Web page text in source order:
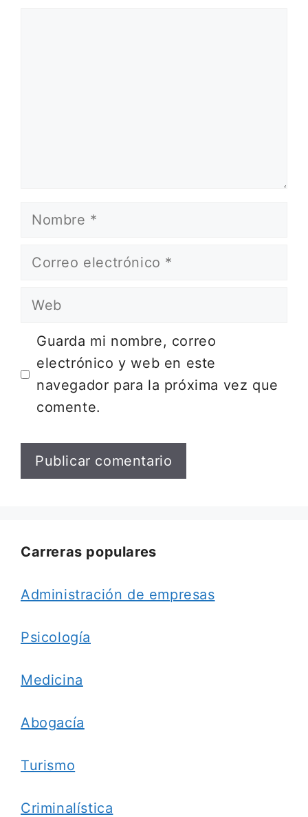
Nombre
Correo
Web
Guarda mi nombre, correo
electrónico y web en este
navegador para la próxima vez que
comente.
Carreras populares
Administración de empresas
Psicología
Medicina
Abogacía
Turismo
Criminalística